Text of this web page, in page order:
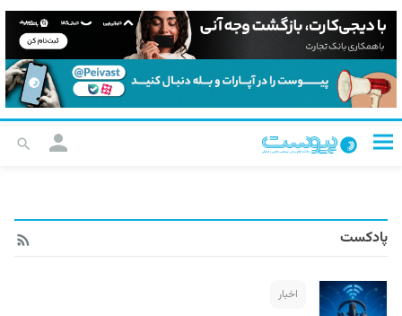
پادکست
اخبار